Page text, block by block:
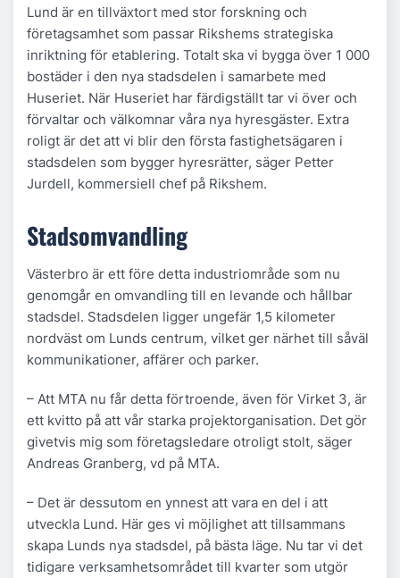
Lund är en tillväxtort med stor forskning och
företagsamhet som passar Rikshems strategiska
inriktning för etablering. Totalt ska vi bygga över 1 000
bostäder i den nya stadsdelen i samarbete med
Huseriet. När Huseriet har färdigställt tar vi över och
förvaltar och välkomnar våra nya hyresgäster. Extra
roligt är det att vi blir den första fastighetsägaren i
stadsdelen som bygger hyresrätter, säger Petter
Jurdell, kommersiell chef på Rikshem.
Stadsomvandling
Västerbro är ett före detta industriområde som nu
genomgår en omvandling till en levande och hållbar
stadsdel. Stadsdelen ligger ungefär 1,5 kilometer
nordväst om Lunds centrum, vilket ger närhet till såväl
kommunikationer, affärer och parker.
– Att MTA nu får detta förtroende, även för Virket 3, är
ett kvitto på att vår starka projektorganisation. Det gör
givetvis mig som företagsledare otroligt stolt, säger
Andreas Granberg, vd på MTA.
– Det är dessutom en ynnest att vara en del i att
utveckla Lund. Här ges vi möjlighet att tillsammans
skapa Lunds nya stadsdel, på bästa läge. Nu tar vi det
tidigare verksamhetsområdet till kvarter som utgör